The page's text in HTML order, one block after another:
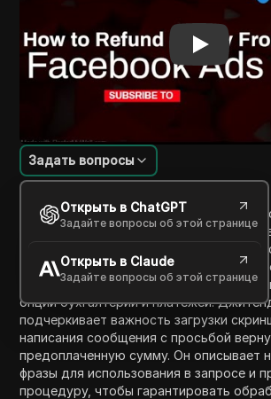
Введение в содержание
Задать вопросы
Открыть в ChatGPT
Задайте вопросы об этой странице
Открыть в Claude
Задайте вопросы об этой странице
В этом видео Джитендра из IT SP Hindi
вернуть свои деньги, если ваш
приостановлен или отключен. Он
поэтапные инструкции, начиная с
«Сообщить о проблеме» и выбора
опций бухгалтерии и платежей.
подчеркивает важность загрузки
написания сообщения с просьбой
предоплаченную сумму. Он описывает
фразы для использования в запросе и
процедуру, чтобы гарантировать